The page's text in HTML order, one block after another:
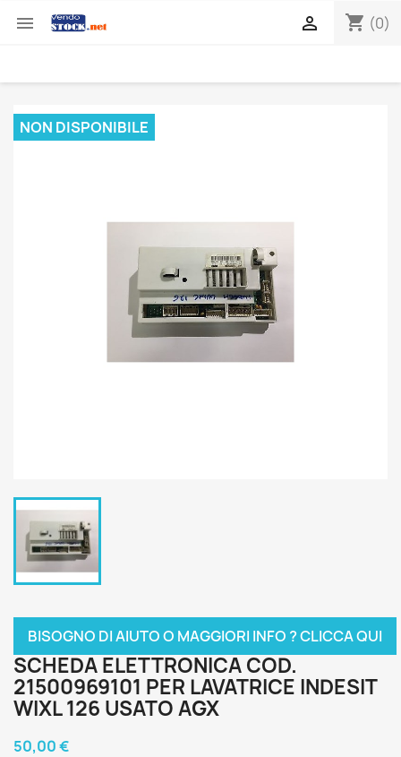
 shopping_cart (0)

NON DISPONIBILE
BISOGNO DI AIUTO O MAGGIORI INFO ? CLICCA QUI
SCHEDA ELETTRONICA COD.
21500969101 PER LAVATRICE INDESIT
WIXL 126 USATO AGX
50,00 €